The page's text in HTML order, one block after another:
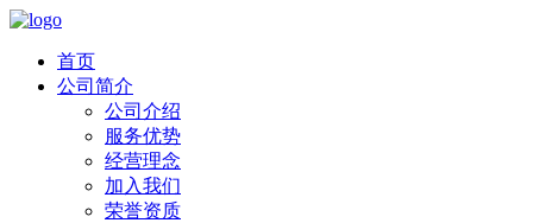
首页
公司简介
公司介绍
服务优势
经营理念
加入我们
荣誉资质